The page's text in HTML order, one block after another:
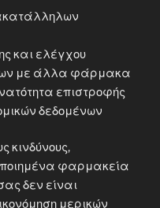
και ελέγχου
με άλλα φάρμακα
επιστροφής
δεδομένων
κινδύνους,
φαρμακεία
δεν είναι
μερικών